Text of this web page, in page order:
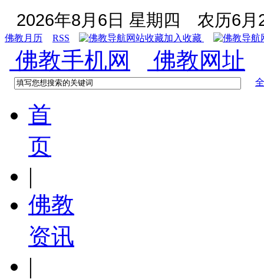
2026年8月6日 星期四 农历6月
佛教月历 RSS 加入收藏
佛教手机网 佛教网址
首
页
|
佛教
资讯
|